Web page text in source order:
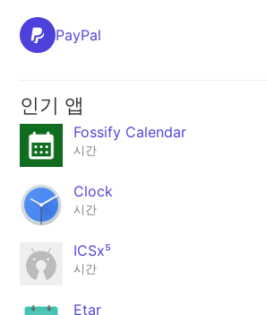
PayPal
인기 앱
Fossify Calendar
시간
Clock
시간
ICSx⁵
시간
Etar